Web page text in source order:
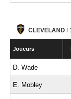
CLEVELAND /
Joueurs
D. Wade
E. Mobley